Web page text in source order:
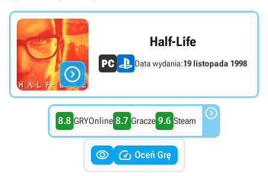

Half-Life
Data wydania:19 listopada 1998
8.8 GRYOnline 8.7 Gracze 9.6 Steam 
  Oceń Grę